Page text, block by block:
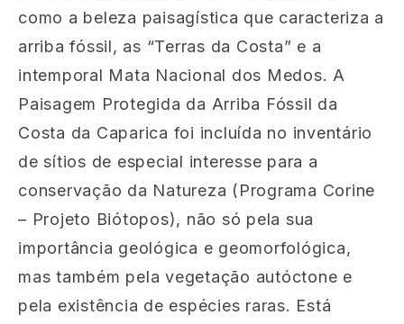
como a beleza paisagística que caracteriza a
arriba fóssil, as “Terras da Costa” e a
intemporal Mata Nacional dos Medos. A
Paisagem Protegida da Arriba Fóssil da
Costa da Caparica foi incluída no inventário
de sítios de especial interesse para a
conservação da Natureza (Programa Corine
– Projeto Biótopos), não só pela sua
importância geológica e geomorfológica,
mas também pela vegetação autóctone e
pela existência de espécies raras. Está